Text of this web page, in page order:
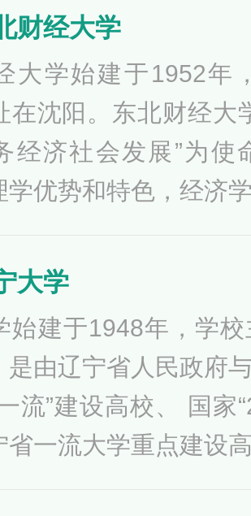
教育基地、教育科学
地、适应地区经济建
现已成为辽宁省最大
中心。
财经大学
大学始建于1952年
在沈阳。东北财经大
经济社会发展”为使
学优势和特色，经济
海滨城市辽宁省大
“辽宁最美校园”“辽
大学
始建于1948年，学
是由辽宁省人民政府
流”建设高校、 国家
省一流大学重点建设